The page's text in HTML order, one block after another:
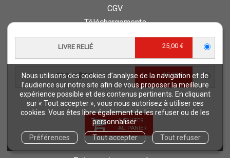
Nous utilisons des cookies d’analyse de la navigation et de
l’audience sur notre site afin de vous proposer la meilleure
expérience possible et des contenus pertinents. En cliquant
sur « Tout accepter », vous nous autorisez à utiliser ces
cookies. Vous êtes libre également de les refuser ou de les
personnaliser.
Préférences
Tout accepter Tout refuser
LIVRE RELIÉ 25,00 €
EBOOK [PDF] 16,99 €
AJOUTER
AU PANIER
CGV
Téléchargements
Comment commander ?
Où trouver nos ouvrages ?
Contact
Comment lire un ebook ?
Conseil scientifique et éditorial
Charte d’éthique éditoriale
Questions fréquentes
Protection de vos données personnelles - RGPD
QUAE RECRUTE